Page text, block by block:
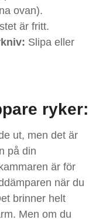
ovan).
är fritt.
Slipa eller
ryker:
ut, men det är
på din
är för
när du
brinner helt
Men om du